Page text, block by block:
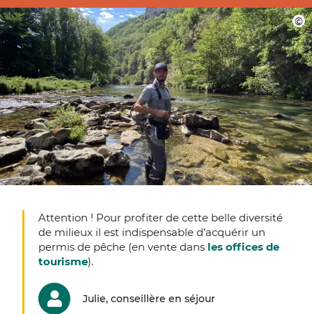
Attention ! Pour profiter de cette belle diversité
de milieux il est indispensable d’acquérir un
permis de pêche (en vente dans les offices de
tourisme).
Julie, conseillère en séjour